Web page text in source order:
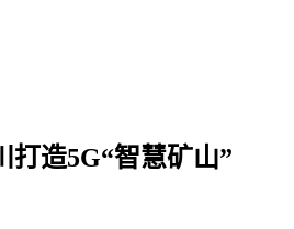
打造5G“智慧矿山”